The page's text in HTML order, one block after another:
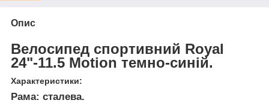
Опис
Велосипед спортивний Royal
24"-11.5 Motion темно-синій.
Характеристики:
Рама: сталева.